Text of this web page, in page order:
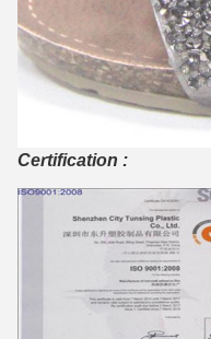
Certification :